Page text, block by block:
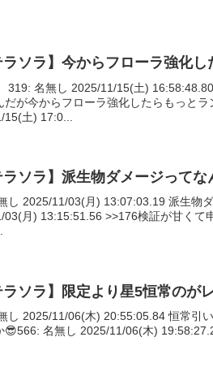
ラソラ】今からフローラ強化
319: 名無し 2025/11/15(土)
だが今からフローラ強化したらもっと
15(土) 17:0...
ラソラ】派生物ダメージって
し 2025/11/03(月) 13:07:03.19 派生物
03(月) 13:15:51.56 >>176検証が甘くて
ラソラ】限定より星5恒常のが
し 2025/11/06(木) 20:55:05.84 恒常引
😎566: 名無し 2025/11/06(木)